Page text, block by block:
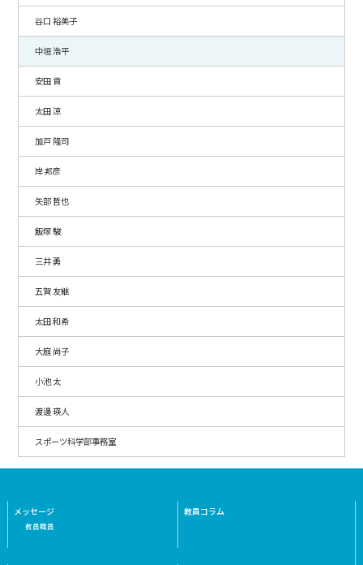
谷口 裕美子
中垣 浩平
安田 貢
太田 涼
加戸 隆司
岸 邦彦
矢部 哲也
飯塚 駿
三井 勇
五賀 友継
太田 和希
大庭 尚子
小池 太
渡邊 瑛人
スポーツ科学部事務室
メッセージ
教員職員
教員コラム